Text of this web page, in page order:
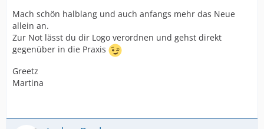
Mach schön halblang und auch anfangs mehr das Neue
allein an.
Zur Not lässt du dir Logo verordnen und gehst direkt
gegenüber in die Praxis
Greetz
Martina